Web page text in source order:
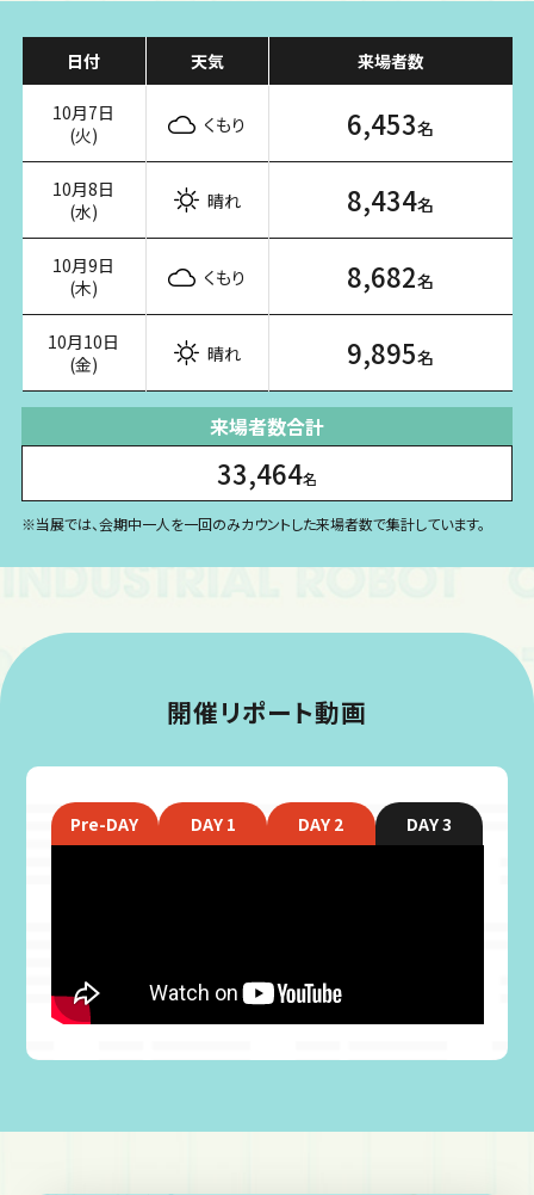
日付 天気 来場者数
10月7日
(火)
くもり 6,453名
10月8日
(水)
晴れ 8,434名
10月9日
(木)
くもり 8,682名
10月10日
(金)
晴れ 9,895名
来場者数合計
33,464名
※当展では、会期中一人を一回のみカウントした来場者数で集計しています。
開催リポート動画
Pre-DAY DAY 1 DAY 2 DAY 3